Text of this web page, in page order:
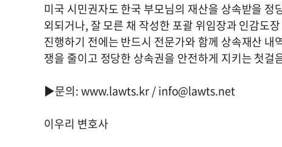
미국 시민권자도 한국 부모님의 재산을 상속받을
외되거나, 잘 모른 채 작성한 포괄 위임장과 인감도
진행하기 전에는 반드시 전문가와 함께 상속재산
쟁을 줄이고 정당한 상속권을 안전하게 지키는 첫걸
▶문의: www.lawts.kr /info@lawts.net
이우리 변호사